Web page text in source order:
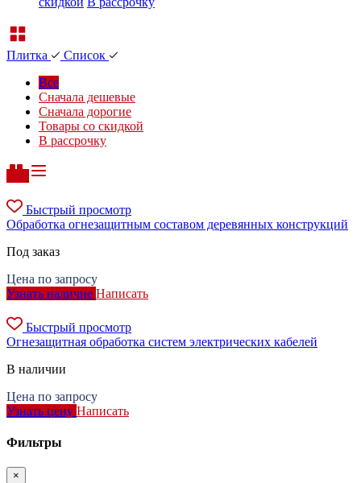
Плитка
Список
Все
Сначала дешевые
Сначала дорогие
Товары со скидкой
В рассрочку
Быстрый просмотр
Обработка огнезащитным составом деревянных конструкций
Под заказ
Цена по запросу
Узнать наличие Написать
Быстрый просмотр
Огнезащитная обработка систем электрических кабелей
В наличии
Цена по запросу
Узнать цену Написать
Фильтры
×